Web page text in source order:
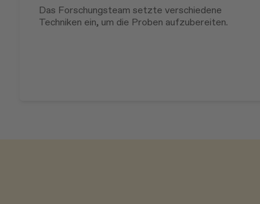
Das Forschungsteam setzte verschiedene
Techniken ein, um die Proben aufzubereiten.